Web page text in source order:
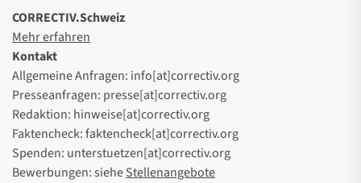
CORRECTIV.Schweiz
Mehr erfahren
Kontakt
Allgemeine Anfragen: info[at]correctiv.org
Presseanfragen: presse[at]correctiv.org
Redaktion: hinweise[at]correctiv.org
Faktencheck: faktencheck[at]correctiv.org
Spenden: unterstuetzen[at]correctiv.org
Bewerbungen: sieheStellenangebote